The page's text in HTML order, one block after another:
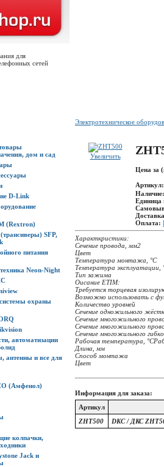
для
сетей
дом и сад
D-Link
(Rextron)
SFP,
питания
Neon-Night
охраны
автоматизации
антенны и все для
(Амфенол)
колпачки,
Jack и
Электротехническое
Увеличить
Цена за
Артикул:
Наличие:
Единица
Оплата:
Характкристики:
Сечение провода, мм2
Цвет
Температура монтажа, °С
Температура эксплуатации,
Тип зажима
Оисание ETIM:
Требуется торцевая
Возможно использовать с
Количество уровней
Сечение одножильного
Сечение многожильного
Сечение многожильного
Сечение многожильного
Рабочая температура,
Длина, мм
Способ монтажа
Цвет
Информация для заказа:
Артикул
ZHT500
DKC / ДКС